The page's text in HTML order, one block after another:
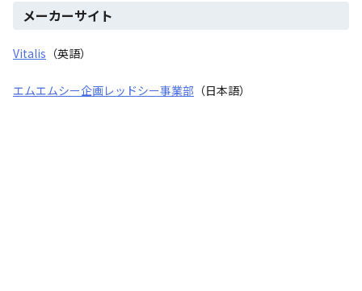
メーカーサイト
Vitalis （英語）
エムエムシー企画レッドシー事業部 （日本語）